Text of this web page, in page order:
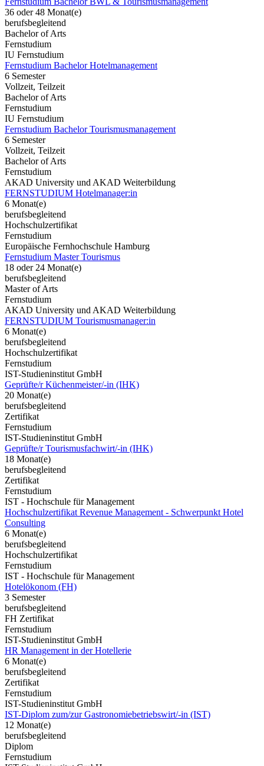
36 oder 48 Monat(e)
berufsbegleitend
Bachelor of Arts
Fernstudium
IU Fernstudium
Fernstudium Bachelor Hotelmanagement
6 Semester
Vollzeit, Teilzeit
Bachelor of Arts
Fernstudium
IU Fernstudium
Fernstudium Bachelor Tourismusmanagement
6 Semester
Vollzeit, Teilzeit
Bachelor of Arts
Fernstudium
AKAD University und AKAD Weiterbildung
FERNSTUDIUM Hotelmanager:in
6 Monat(e)
berufsbegleitend
Hochschulzertifikat
Fernstudium
Europäische Fernhochschule Hamburg
Fernstudium Master Tourismus
18 oder 24 Monat(e)
berufsbegleitend
Master of Arts
Fernstudium
AKAD University und AKAD Weiterbildung
FERNSTUDIUM Tourismusmanager:in
6 Monat(e)
berufsbegleitend
Hochschulzertifikat
Fernstudium
IST-Studieninstitut GmbH
Geprüfte/r Küchenmeister/-in (IHK)
20 Monat(e)
berufsbegleitend
Zertifikat
Fernstudium
IST-Studieninstitut GmbH
Geprüfte/r Tourismusfachwirt/-in (IHK)
18 Monat(e)
berufsbegleitend
Zertifikat
Fernstudium
IST - Hochschule für Management
Hochschulzertifikat Revenue Management - Schwerpunkt Hotel
Consulting
6 Monat(e)
berufsbegleitend
Hochschulzertifikat
Fernstudium
IST - Hochschule für Management
Hotelökonom (FH)
3 Semester
berufsbegleitend
FH Zertifikat
Fernstudium
IST-Studieninstitut GmbH
HR Management in der Hotellerie
6 Monat(e)
berufsbegleitend
Zertifikat
Fernstudium
IST-Studieninstitut GmbH
IST-Diplom zum/zur Gastronomiebetriebswirt/-in (IST)
12 Monat(e)
berufsbegleitend
Diplom
Fernstudium